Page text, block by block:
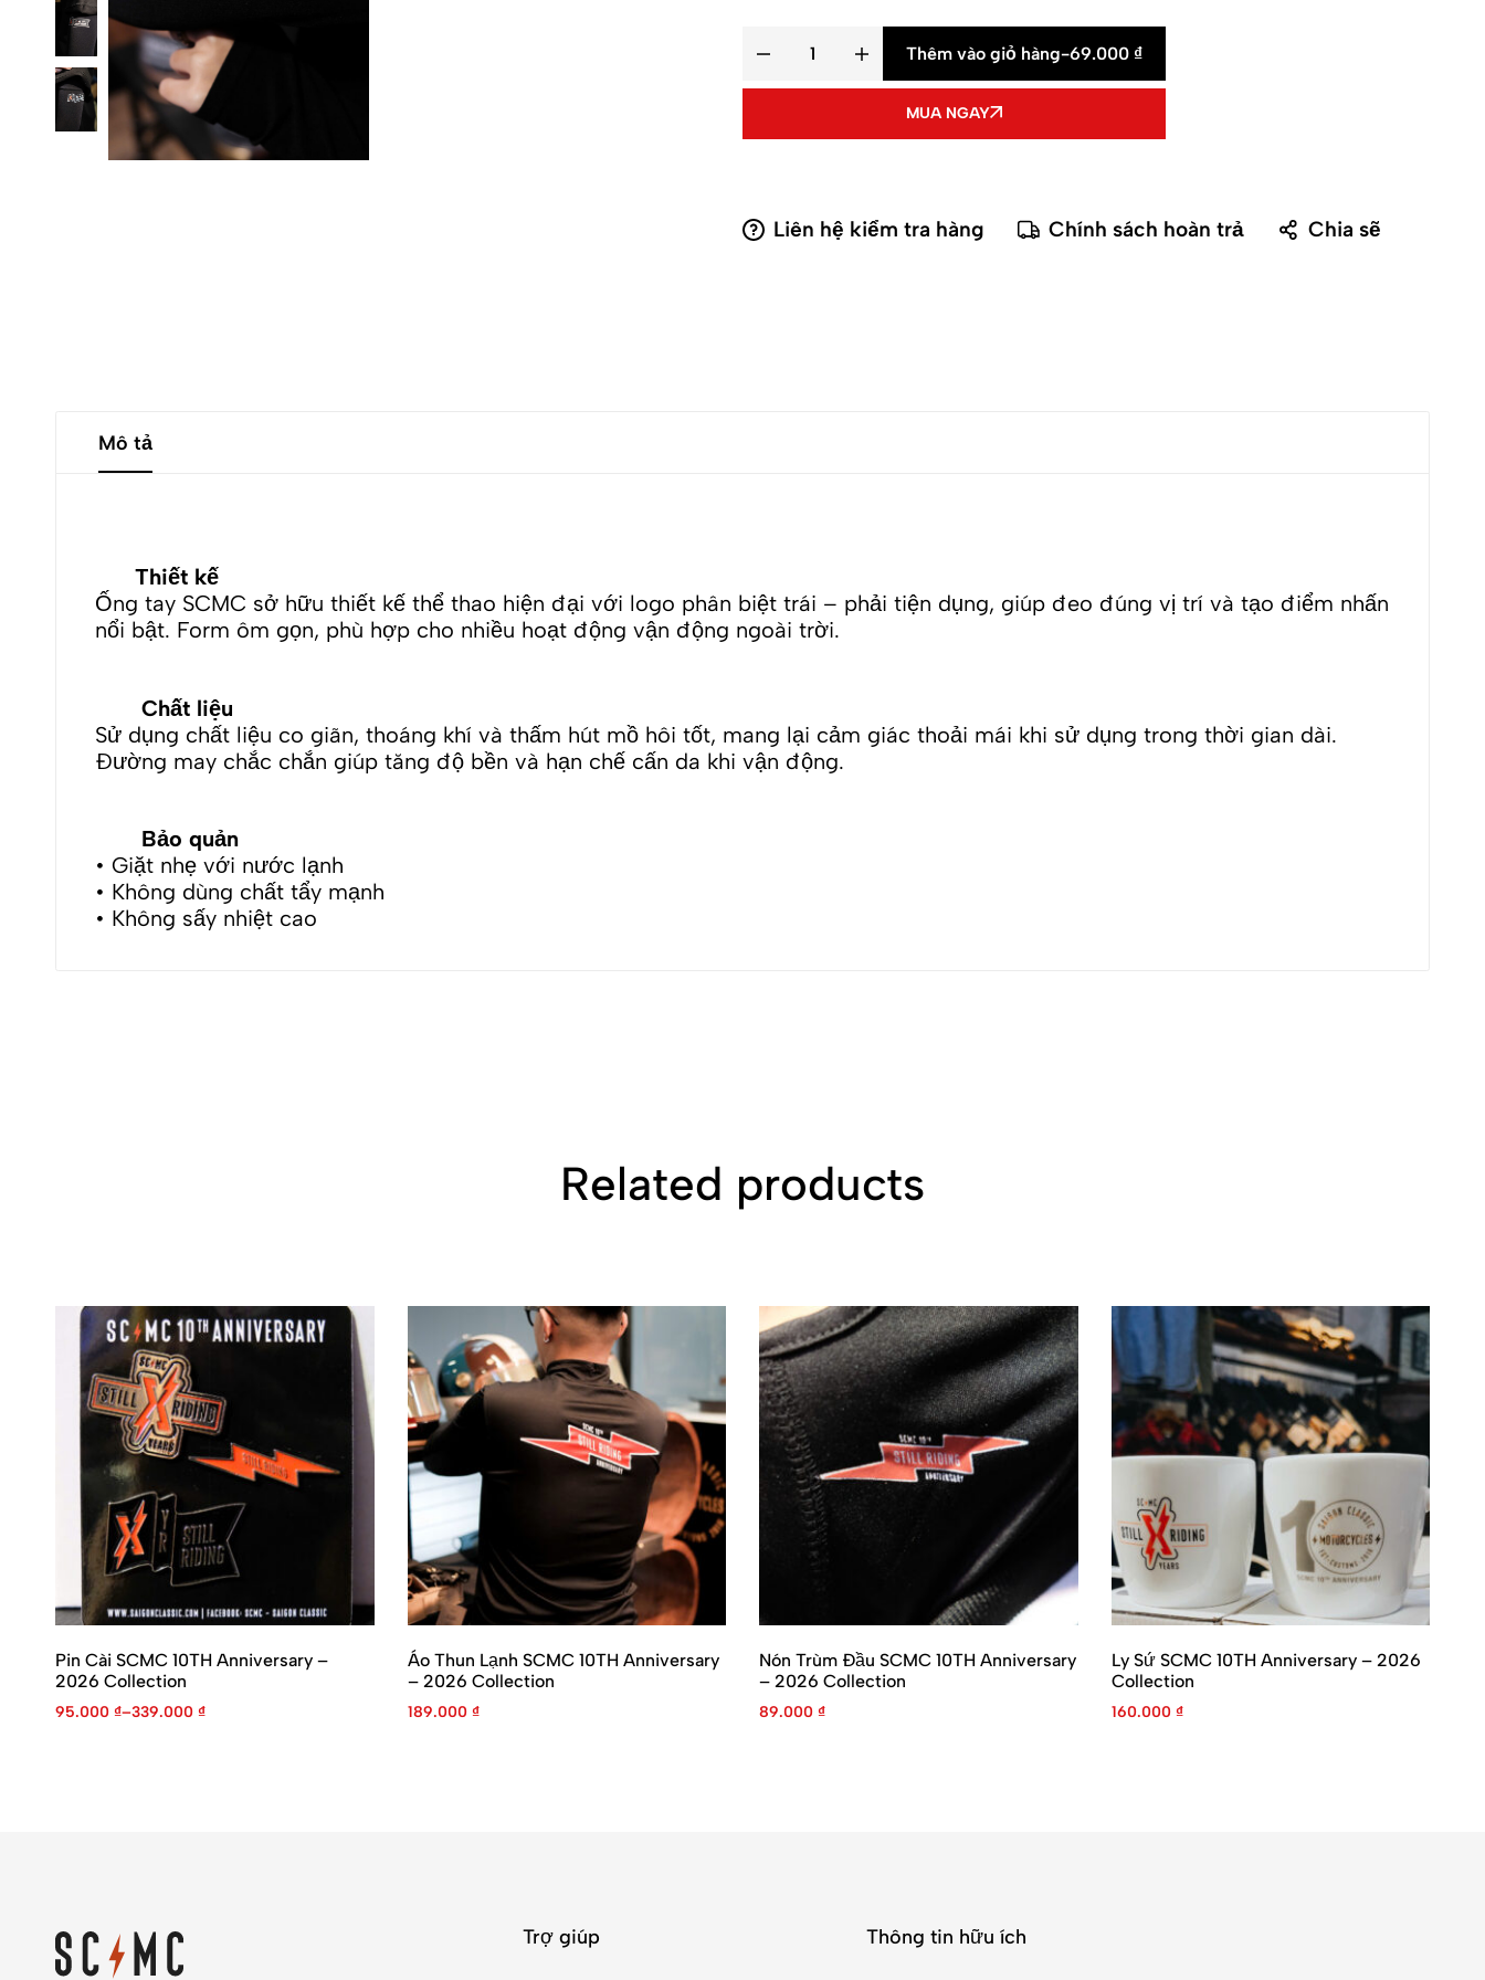
Thêm vào giỏ hàng-69.000 ₫
MUA NGAY
Liên hệ kiểm tra hàng Chính sách hoàn trả Chia sẽ
Mô tả
Thiết kế
Ống tay SCMC sở hữu thiết kế thể thao hiện đại với logo phân biệt trái – phải tiện dụng, giúp đeo đúng vị trí và tạo điểm nhấn
nổi bật. Form ôm gọn, phù hợp cho nhiều hoạt động vận động ngoài trời.
Chất liệu
Sử dụng chất liệu co giãn, thoáng khí và thấm hút mồ hôi tốt, mang lại cảm giác thoải mái khi sử dụng trong thời gian dài.
Đường may chắc chắn giúp tăng độ bền và hạn chế cấn da khi vận động.
Bảo quản
• Giặt nhẹ với nước lạnh
• Không dùng chất tẩy mạnh
• Không sấy nhiệt cao
Related products
Pin Cài SCMC 10TH Anniversary –
2026 Collection
95.000 ₫–339.000 ₫
Áo Thun Lạnh SCMC 10TH Anniversary
– 2026 Collection
189.000 ₫
Nón Trùm Đầu SCMC 10TH Anniversary
– 2026 Collection
89.000 ₫
Ly Sứ SCMC 10TH Anniversary – 2026
Collection
160.000 ₫
Trợ giúp Thông tin hữu ích